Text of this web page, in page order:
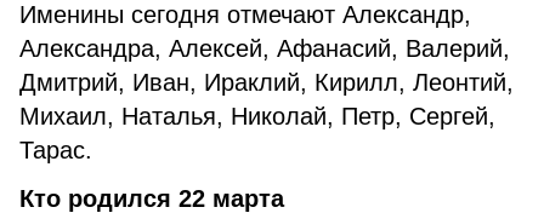
Именины сегодня отмечают Александр,
Александра, Алексей, Афанасий, Валерий,
Дмитрий, Иван, Ираклий, Кирилл, Леонтий,
Михаил, Наталья, Николай, Петр, Сергей,
Тарас.
Кто родился 22 марта